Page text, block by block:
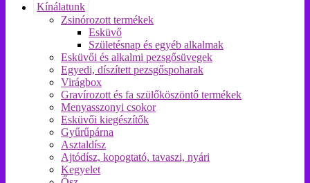
Kínálatunk
Zsinórozott termékek
Esküvő
Születésnap és egyéb alkalmak
Esküvői és alkalmi pezsgősüvegek
Egyedi, díszített pezsgőspoharak
Virágbox
Gravírozott és fa szülőköszöntő termékek
Menyasszonyi csokor
Esküvői kiegészítők
Gyűrűpárna
Asztaldísz
Ajtódísz, kopogtató, tavaszi, nyári
Kegyelet